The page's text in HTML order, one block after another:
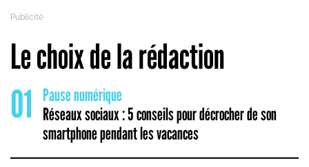
Le choix de la rédaction
01 Pause numérique
Réseaux sociaux : 5 conseils pour décrocher de son
smartphone pendant les vacances